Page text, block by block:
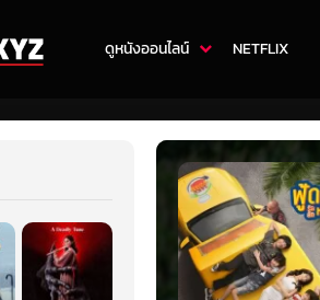
ดูหนังออนไลน์ NETFLIX